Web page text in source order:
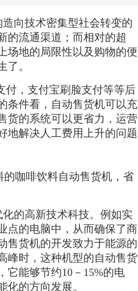
向技术密集型社会转变的
的流通渠道；而相对的超
场地的局限性以及购物的便
了。
付，支付宝刷脸支付等等后
条件看，自动售货机可以充
货的系统可以更省力，运营
地解决人工费用上升的问题
咖啡饮料自动售货机，省
的高新技术科技。例如实
点的电脑中，从而确保了商
售货机的开发致力于能源的
峰时，这种机型的自动售货
它能够节约10－15%的电
的方向发展。